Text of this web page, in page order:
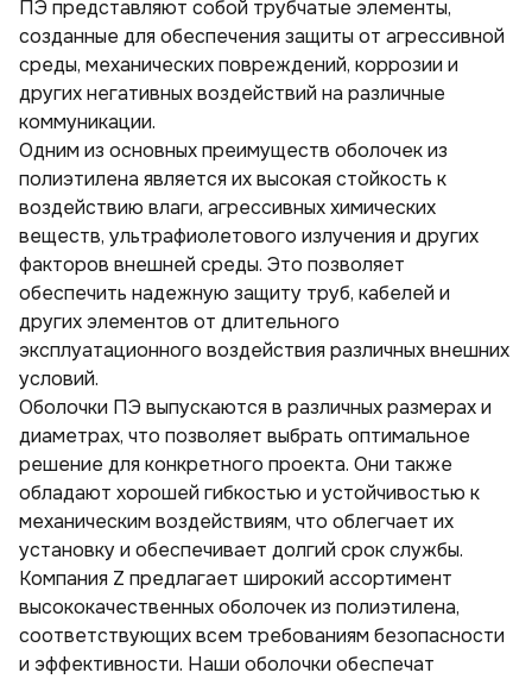
Отводы стальные ППУ
ПЭ представляют собой трубчатые элементы,
созданные для обеспечения защиты от агрессивной
среды, механических повреждений, коррозии и
других негативных воздействий на различные
коммуникации.
Одним из основных преимуществ оболочек из
полиэтилена является их высокая стойкость к
воздействию влаги, агрессивных химических
веществ, ультрафиолетового излучения и других
факторов внешней среды. Это позволяет
обеспечить надежную защиту труб, кабелей и
других элементов от длительного
эксплуатационного воздействия различных внешних
условий.
Оболочки ПЭ выпускаются в различных размерах и
диаметрах, что позволяет выбрать оптимальное
решение для конкретного проекта. Они также
обладают хорошей гибкостью и устойчивостью к
механическим воздействиям, что облегчает их
установку и обеспечивает долгий срок службы.
Компания Z предлагает широкий ассортимент
высококачественных оболочек из полиэтилена,
соответствующих всем требованиям безопасности
и эффективности. Наши оболочки обеспечат